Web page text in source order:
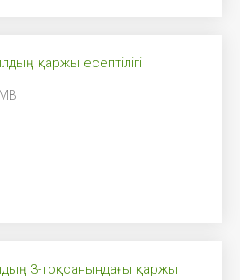
қаржы есептілігі
3-тоқсанындағы қаржы